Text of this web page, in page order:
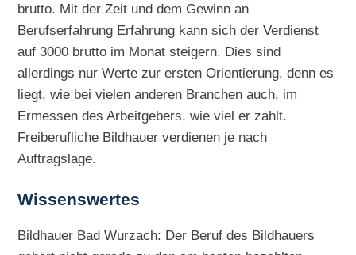
brutto. Mit der Zeit und dem Gewinn an
Berufserfahrung Erfahrung kann sich der Verdienst
auf 3000 brutto im Monat steigern. Dies sind
allerdings nur Werte zur ersten Orientierung, denn es
liegt, wie bei vielen anderen Branchen auch, im
Ermessen des Arbeitgebers, wie viel er zahlt.
Freiberufliche Bildhauer verdienen je nach
Auftragslage.
Wissenswertes
Bildhauer Bad Wurzach: Der Beruf des Bildhauers